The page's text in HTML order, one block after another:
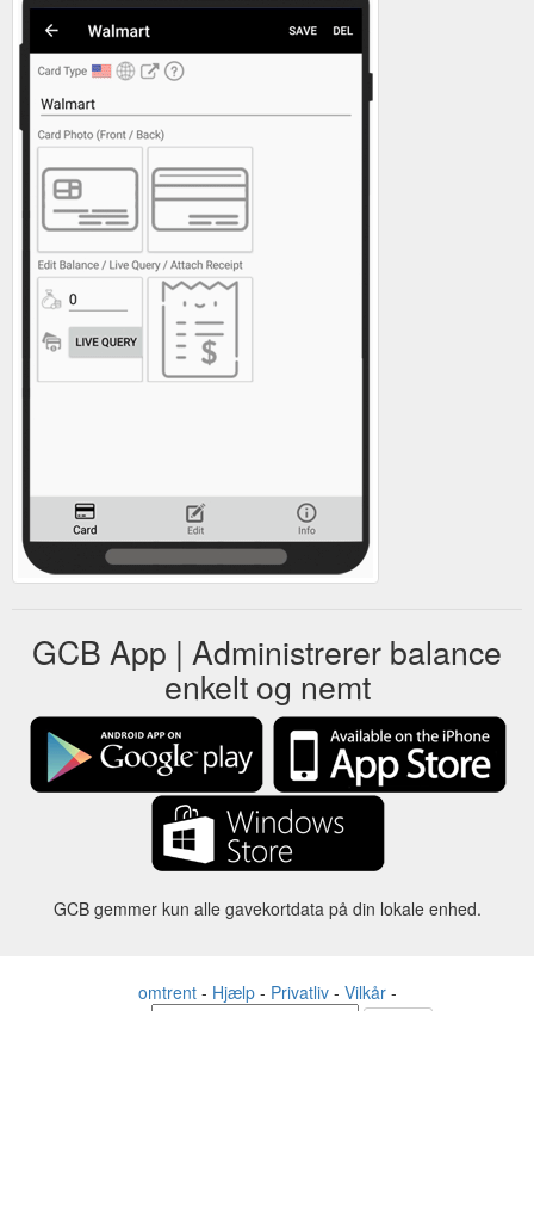
GCB App | Administrerer balance
enkelt og nemt
GCB gemmer kun alle gavekortdata på din lokale enhed.
omtrent- Hjælp- Privatliv- Vilkår-